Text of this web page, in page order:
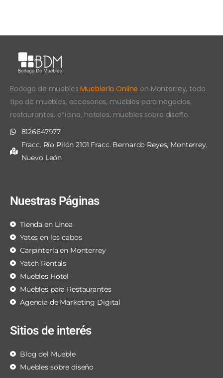
Bodega de mueblesMueblería Online en Monterrey, todo
tipo de muebles, accesorios, muebles para negocios,
restaurantes, oficina, hoteles, muebles sobre diseño.
8126647977
Fracc. Río Pilón 2101 Fracc. Bernardo Reyes, Monterrey,
Nuevo León
Nuestras Páginas
Tienda en Línea
Yates en los cabos
Carpintería en Monterrey
Yatch Rentals
Muebles Hotel
Muebles para Restaurantes
Agencia de Marketing Digital
Sitios de interés
Blog del Mueble
Muebles sobre diseño